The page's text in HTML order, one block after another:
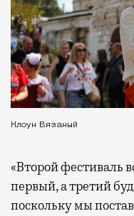
Клоун Вязаный
«Второй фестиваль
первый, а третий
поскольку мы